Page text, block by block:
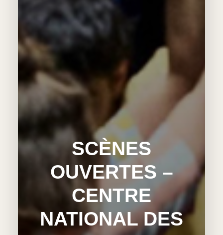
SCÈNES
OUVERTES –
CENTRE
NATIONAL DES